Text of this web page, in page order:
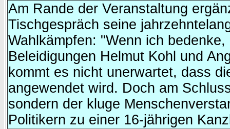
Am Rande der Veranstaltung
Tischgespräch seine
Wahlkämpfen: "Wenn ich
Beleidigungen Helmut Kohl und
kommt es nicht unerwartet, dass
angewendet wird. Doch am
sondern der kluge
Politikern zu einer 16-jährigen